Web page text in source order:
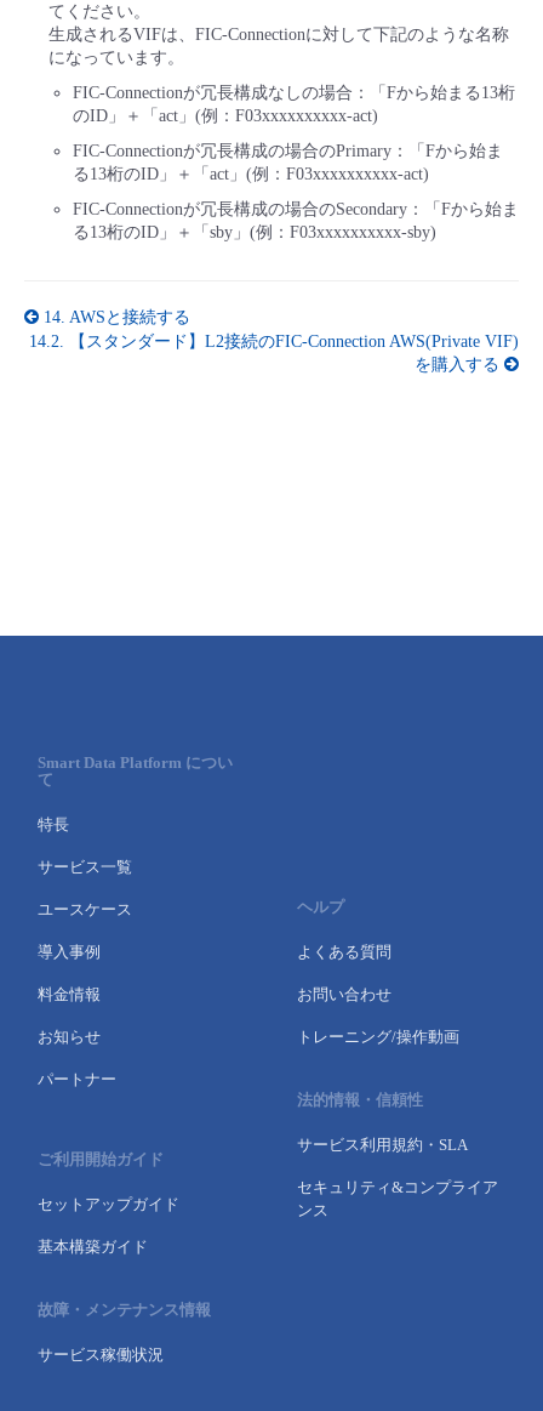
てください。
生成されるVIFは、FIC-Connectionに対して下記のような名称
になっています。
FIC-Connectionが冗長構成なしの場合：「Fから始まる13桁
のID」＋「act」(例：F03xxxxxxxxxx-act)
FIC-Connectionが冗長構成の場合のPrimary：「Fから始ま
る13桁のID」＋「act」(例：F03xxxxxxxxxx-act)
FIC-Connectionが冗長構成の場合のSecondary：「Fから始ま
る13桁のID」＋「sby」(例：F03xxxxxxxxxx-sby)
14. AWSと接続する
14.2.
【スタンダード】L2接続のFIC-Connection AWS(Private VIF)
を購入する
Smart Data Platform につい
て
特長
サービス一覧
ユースケース
導入事例
料金情報
お知らせ
パートナー
ご利用開始ガイド
セットアップガイド
基本構築ガイド
故障・メンテナンス情報
サービス稼働状況
ヘルプ
よくある質問
お問い合わせ
トレーニング/操作動画
法的情報・信頼性
サービス利用規約・SLA
セキュリティ&コンプライア
ンス